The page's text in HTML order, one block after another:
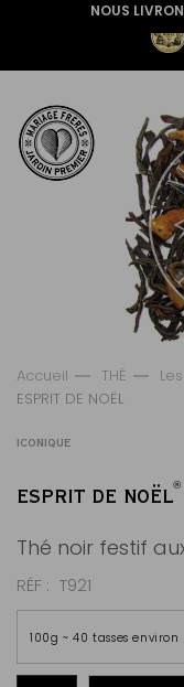
NOUS
Accueil THÉ
ESPRIT DE NOËL
ICONIQUE
ESPRIT DE NOËL®
Thé noir festif
RÉF T921
100g ~ 40 tasses environ